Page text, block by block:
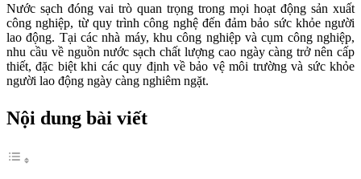
Nước sạch đóng vai trò quan trọng trong mọi hoạt động sản xuất
công nghiệp, từ quy trình công nghệ đến đảm bảo sức khỏe người
lao động. Tại các nhà máy, khu công nghiệp và cụm công nghiệp,
nhu cầu về nguồn nước sạch chất lượng cao ngày càng trở nên cấp
thiết, đặc biệt khi các quy định về bảo vệ môi trường và sức khỏe
người lao động ngày càng nghiêm ngặt.
Nội dung bài viết